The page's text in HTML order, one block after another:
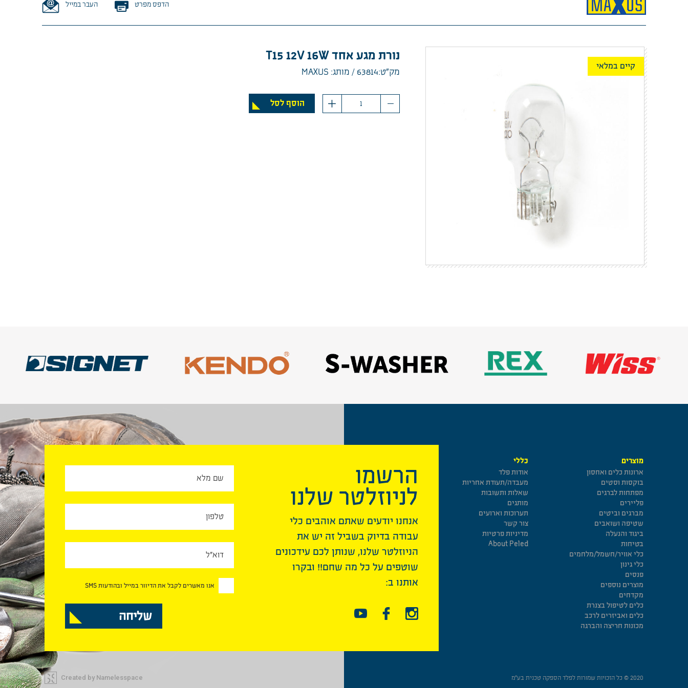
הדפס מפרט העבר במייל
קיים במלאי
נורת מגע אחד T15 12V 16W
מק”ט:63814 מותג: MAXUS
הוסף לסל
מוצרים
ארונות כלים ואחסון
בוקסות וסטים
מפתחות לברגים
פליירים
מברגים וביטים
שטיפה ושואבים
ביגוד והנעלה
בטיחות
כלי אוויר/חשמל/מלחמים
כלי גינון
פנסים
מוצרים נוספים
מקדחים
כלים לטיפול בצנרת
כלים ואביזרים לרכב
מכונות חריצה והברגה
כללי
אודות פלד
מעבדה/תעודת אחריות
שאלות ותשובות
מותגים
תערוכות וארועים
צור קשר
מדיניות פרטיות
About Peled
הרשמו
לניוזלטר שלנו
אנחנו יודעים שאתם אוהבים כלי
עבודה בדיוק בשביל זה יש את
הניוזלטר שלנו, שנותן לכם עידכונים
שוטפים על כל מה שחם!! ובקרו
אותנו ב:
אנו מאשרים לקבל את הדיוור במייל ובהודעות SMS
2020 © כל הזכויות שמורות לפלד הספקה טכנית בע”מ Created by Namelesspace